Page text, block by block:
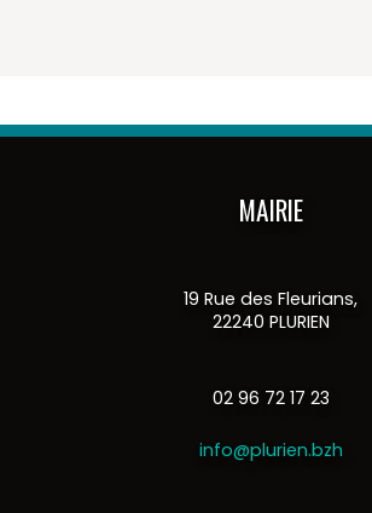
MAIRIE
19 Rue des Fleurians,
22240 PLURIEN
02 96 72 17 23
info@plurien.bzh